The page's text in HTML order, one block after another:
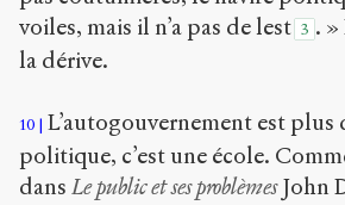
voiles, mais il n’a pas de lest 3 .
la dérive.
10
L’autogouvernement est plus
politique, c’est une école.
dans Le public et ses problèmesJohn